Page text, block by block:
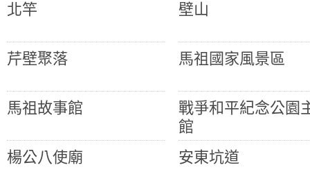
北竿 壁山
芹壁聚落 馬祖國家風景區
馬祖故事館
戰爭和平紀念公園
館
楊公八使廟
安東坑道